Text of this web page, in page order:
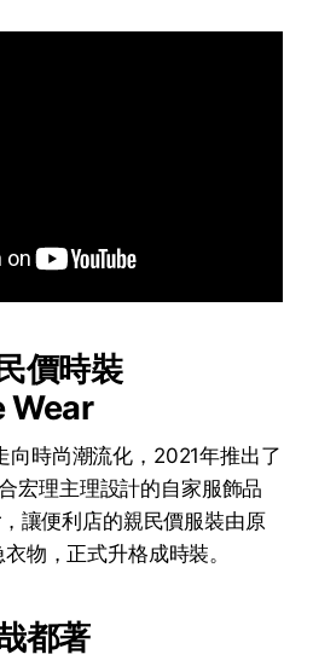
價時裝
Wear
向時尚潮流化，2021年推出了
宏理主理設計的自家服飾品
讓便利店的親民價服裝由原
物，正式升格成時裝。
都著